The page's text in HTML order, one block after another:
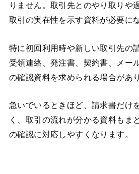
りません。取引先とのやり取りや
取引の実在性を示す資料が必要に
特に初回利用時や新しい取引先の
受領連絡、発注書、契約書、メー
の確認資料を求められる場合があ
急いでいるときほど、請求書だけ
く、取引の流れが分かる資料もま
の確認に対応しやすくなります。